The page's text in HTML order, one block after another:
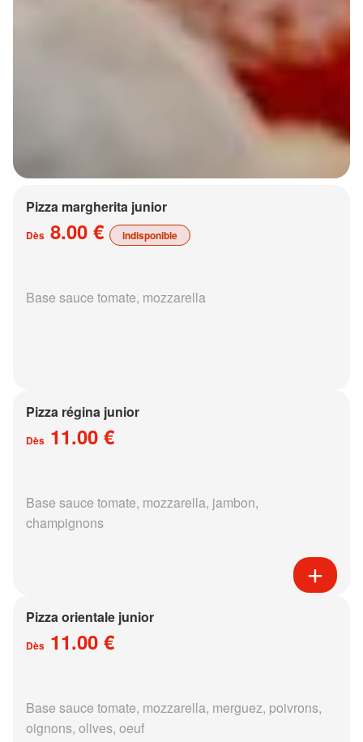
Pizza margherita junior
Dès 8.00 € indisponible
Base sauce tomate, mozzarella
Pizza régina junior
Dès 11.00 €
Base sauce tomate, mozzarella, jambon,
champignons
Pizza orientale junior
Dès 11.00 €
Base sauce tomate, mozzarella, merguez, poivrons,
oignons, olives, oeuf